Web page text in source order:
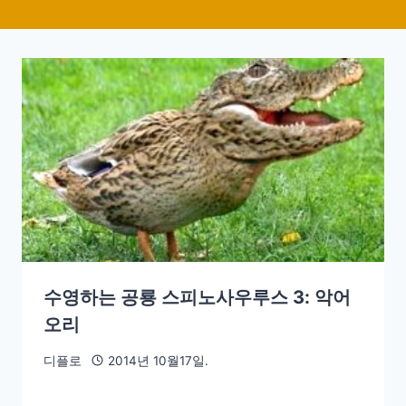
수영하는 공룡 스피노사우루스 3: 악어
오리
디플로 2014년 10월17일.